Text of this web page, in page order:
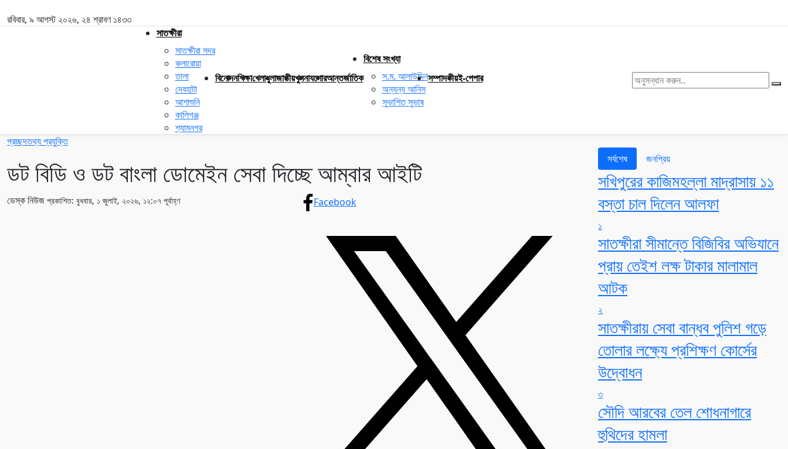
রবিবার, ৯ আগস্ট ২০২৬, ২৪ শ্রাবণ ১৪৩৩
সাতক্ষীরা
সাতক্ষীরা সদর
কলারোয়া
তালা
দেবহাটা
আশাশুনি
কালিগঞ্জ
শ্যামনগর
বিনোদনশিক্ষাখেলাধুলাজাতীয়খুলনাযশোরআন্তর্জাতিক
বিশেষ সংখ্যা
স.ম. আলাউদ্দিন
অন্যন্য আনিস
সুভাশিত সুভাষ
সম্পাদকীয়ই-পেপার
প্রচ্ছদতথ্য প্রযুক্তি
ডট বিডি ও ডট বাংলা ডোমেইন সেবা দিচ্ছে আম্বার আইটি
ডেস্ক নিউজ প্রকাশিত: বুধবার, ১ জুলাই, ২০২৬, ১২:০৭ পূর্বাহ্ণ Facebook
সর্বশেষ জনপ্রিয়
সখিপুরের কাজিমহল্লা মাদ্রাসায় ১১
বস্তা চাল দিলেন আলফা
১
সাতক্ষীরা সীমান্তে বিজিবির অভিযানে
প্রায় তেইশ লক্ষ টাকার মালামাল
আটক
২
সাতক্ষীরায় সেবা বান্ধব পুলিশ গড়ে
তোলার লক্ষ্যে প্রশিক্ষণ কোর্সের
উদ্বোধন
৩
সৌদি আরবের তেল শোধনাগারে
হুথিদের হামলা